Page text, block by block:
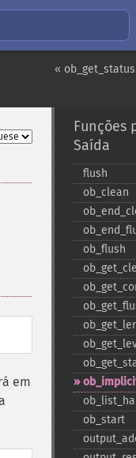
« ob_get_status
em
Funções
Saída
flush
ob_​clean
ob_​flush
ob_​start